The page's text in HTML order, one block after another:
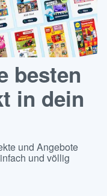
besten
in dein
und Angebote
und völlig